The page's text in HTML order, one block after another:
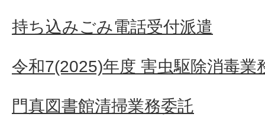
持ち込みごみ電話受付派遣
令和7(2025)年度 害虫駆除消毒業
門真図書館清掃業務委託